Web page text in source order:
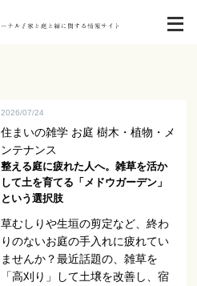
2026/07/24
住まいの雑学 お庭 樹木・植物・メ
ンテナンス
整える庭に疲れた人へ。雑草を活か
して土を育てる「メドウガーデン」
という選択肢
草むしりや生垣の剪定など、終わ
りのないお庭の手入れに疲れてい
ませんか？最近話題の、雑草を
「高刈り」して土壌を改善し、宿